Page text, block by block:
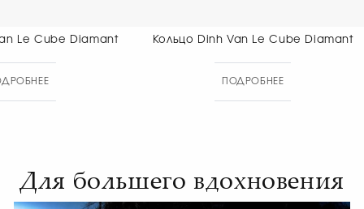
Кольцо Dinh Van Le Cube Diamant Кольцо Dinh
Для большего вдохновения